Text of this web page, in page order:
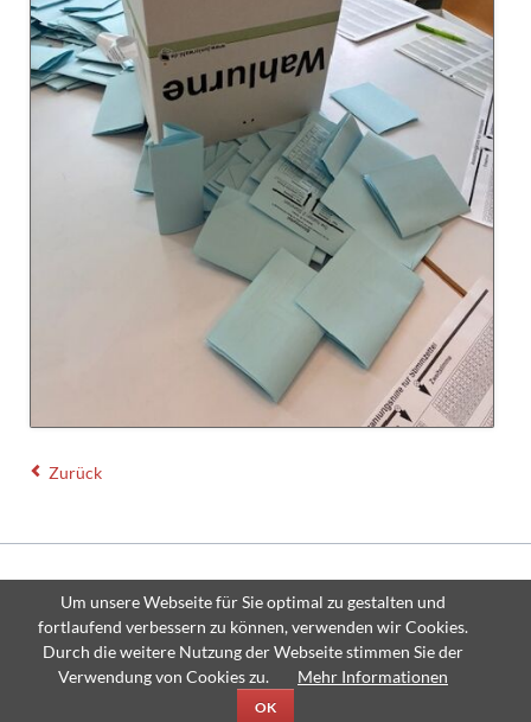
Zurück
reserved.
Navigation
überspringen
Sitemap Impressum Datenschutzerklärung
Um unsere Webseite für Sie optimal zu gestalten und
fortlaufend verbessern zu können, verwenden wir Cookies.
Durch die weitere Nutzung der Webseite stimmen Sie der
Verwendung von Cookies zu.
Mehr Informationen
OK